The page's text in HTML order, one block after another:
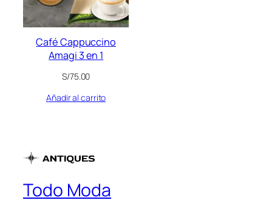
Café Cappuccino
Amagi 3 en 1
S/75.00
Añadir al carrito
Todo Moda